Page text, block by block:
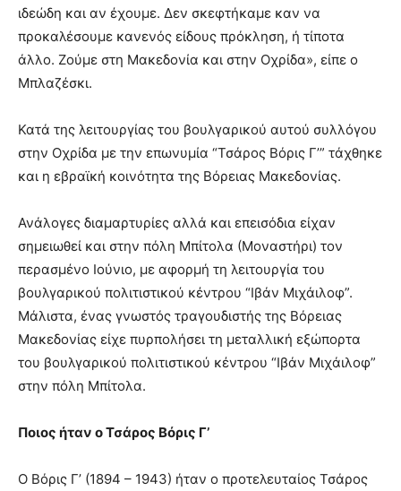
ιδεώδη και αν έχουμε. Δεν σκεφτήκαμε καν να
προκαλέσουμε κανενός είδους πρόκληση, ή τίποτα
άλλο. Ζούμε στη Μακεδονία και στην Οχρίδα», είπε ο
Μπλαζέσκι.
Κατά της λειτουργίας του βουλγαρικού αυτού συλλόγου
στην Οχρίδα με την επωνυμία “Τσάρος Βόρις Γ’” τάχθηκε
και η εβραϊκή κοινότητα της Βόρειας Μακεδονίας.
Ανάλογες διαμαρτυρίες αλλά και επεισόδια είχαν
σημειωθεί και στην πόλη Μπίτολα (Μοναστήρι) τον
περασμένο Ιούνιο, με αφορμή τη λειτουργία του
βουλγαρικού πολιτιστικού κέντρου “Ιβάν Μιχάιλοφ”.
Μάλιστα, ένας γνωστός τραγουδιστής της Βόρειας
Μακεδονίας είχε πυρπολήσει τη μεταλλική εξώπορτα
του βουλγαρικού πολιτιστικού κέντρου “Ιβάν Μιχάιλοφ”
στην πόλη Μπίτολα.
Ποιος ήταν ο Τσάρος Βόρις Γ’
Ο Βόρις Γ’ (1894 – 1943) ήταν ο προτελευταίος Τσάρος